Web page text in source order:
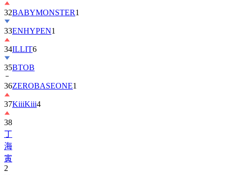
33ENHYPEN1
34ILLIT6
35BTOB
36ZEROBASEONE
37KiiiKiii4
38
丁
海
寅
2
39